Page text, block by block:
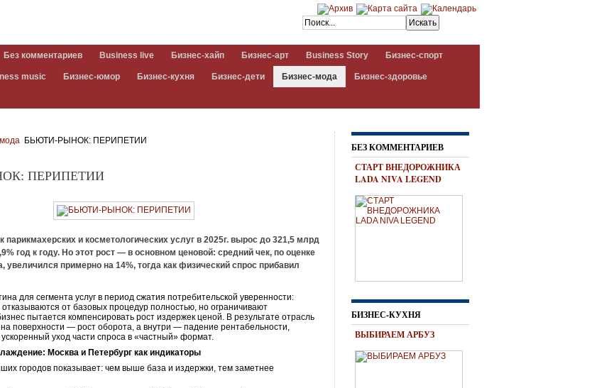
Без комментариев Business live Бизнес-хайп Бизнес-арт Business Story Бизнес-спорт
music Бизнес-юмор Бизнес-кухня Бизнес-дети Бизнес-мода Бизнес-здоровье
БЬЮТИ-РЫНОК: ПЕРИПЕТИИ
ПЕРИПЕТИИ
парикмахерских и косметологических услуг в 2025г. вырос до 321,5 млрд
год к году. Но этот рост — в основном ценовой: средний чек, по оценке
увеличился примерно на 14%, тогда как физический спрос прибавил
для сегмента услуг в период сжатия потребительской уверенности:
от базовых процедур полностью, но ограничивают
пытается компенсировать рост издержек ценой. В результате отрасль
на поверхности — рост оборота, а внутри — падение рентабельности,
уход части спроса в «частный» формат.
Москва и Петербург как индикаторы
городов показывает: чем выше база и издержки, тем заметнее
БЕЗ КОММЕНТАРИЕВ
СТАРТ ВНЕДОРОЖНИКА
LADA NIVA LEGEND
БИЗНЕС-КУХНЯ
ВЫБИРАЕМ АРБУЗ